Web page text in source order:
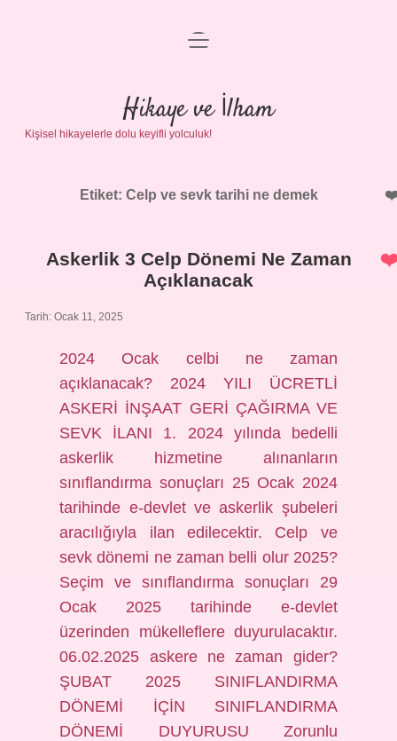
Anasayfa
Gizlilik Politikası
Yasal Uyarı
menüyü
Hikaye ve İlham
Kişisel hikayelerle dolu keyifli yolculuk!
Etiket: Celp ve sevk tarihi ne demek
Askerlik 3 Celp Dönemi Ne Zaman
Açıklanacak
Tarih: Ocak 11, 2025
2024 Ocak celbi ne zaman
açıklanacak? 2024 YILI ÜCRETLİ
ASKERİ İNŞAAT GERİ ÇAĞIRMA VE
SEVK İLANI 1. 2024 yılında bedelli
askerlik hizmetine alınanların
sınıflandırma sonuçları 25 Ocak 2024
tarihinde e-devlet ve askerlik şubeleri
aracılığıyla ilan edilecektir. Celp ve
sevk dönemi ne zaman belli olur 2025?
Seçim ve sınıflandırma sonuçları 29
Ocak 2025 tarihinde e-devlet
üzerinden mükelleflere duyurulacaktır.
06.02.2025 askere ne zaman gider?
ŞUBAT 2025 SINIFLANDIRMA
DÖNEMİ İÇİN SINIFLANDIRMA
DÖNEMİ DUYURUSU Zorunlu